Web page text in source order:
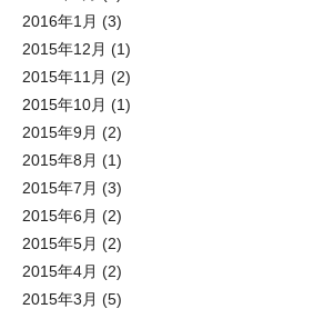
2016年1月 (3)
2015年12月 (1)
2015年11月 (2)
2015年10月 (1)
2015年9月 (2)
2015年8月 (1)
2015年7月 (3)
2015年6月 (2)
2015年5月 (2)
2015年4月 (2)
2015年3月 (5)